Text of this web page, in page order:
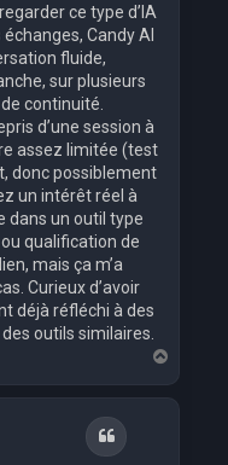
ce type d’IA
Candy AI
fluide,
sur plusieurs
continuité.
d’une session à
assez limitée (test
donc possiblement
un intérêt réel à
dans un outil type
qualification de
mais ça m’a
Curieux d’avoir
déjà réfléchi à des
outils similaires.
a
Citation